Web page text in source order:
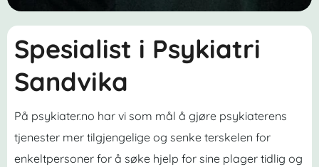
Spesialist i Psykiatri
Sandvika
På psykiater.no har vi som mål å gjøre psykiaterens
tjenester mer tilgjengelige og senke terskelen for
enkeltpersoner for å søke hjelp for sine plager tidlig og